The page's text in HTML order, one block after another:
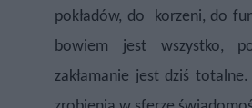
pokładów, do
korzeni, do
bowiem jest wszystko,
zakłamanie jest dziś